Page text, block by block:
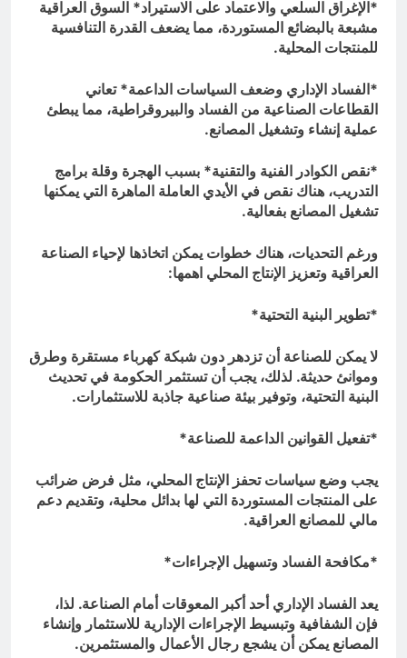
*الإغراق السلعي والاعتماد على الاستيراد* السوق العراقية
مشبعة بالبضائع المستوردة، مما يضعف القدرة التنافسية
للمنتجات المحلية.
*الفساد الإداري وضعف السياسات الداعمة* تعاني
القطاعات الصناعية من الفساد والبيروقراطية، مما يبطئ
عملية إنشاء وتشغيل المصانع.
*نقص الكوادر الفنية والتقنية* بسبب الهجرة وقلة برامج
التدريب، هناك نقص في الأيدي العاملة الماهرة التي يمكنها
تشغيل المصانع بفعالية.
ورغم التحديات، هناك خطوات يمكن اتخاذها لإحياء الصناعة
العراقية وتعزيز الإنتاج المحلي اهمها:
*تطوير البنية التحتية*
لا يمكن للصناعة أن تزدهر دون شبكة كهرباء مستقرة وطرق
وموانئ حديثة. لذلك، يجب أن تستثمر الحكومة في تحديث
البنية التحتية، وتوفير بيئة صناعية جاذبة للاستثمارات.
*تفعيل القوانين الداعمة للصناعة*
يجب وضع سياسات تحفز الإنتاج المحلي، مثل فرض ضرائب
على المنتجات المستوردة التي لها بدائل محلية، وتقديم دعم
مالي للمصانع العراقية.
*مكافحة الفساد وتسهيل الإجراءات*
يعد الفساد الإداري أحد أكبر المعوقات أمام الصناعة. لذا،
فإن الشفافية وتبسيط الإجراءات الإدارية للاستثمار وإنشاء
المصانع يمكن أن يشجع رجال الأعمال والمستثمرين.